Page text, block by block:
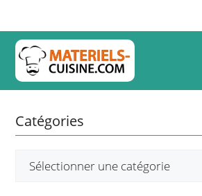
contenu
Catégories